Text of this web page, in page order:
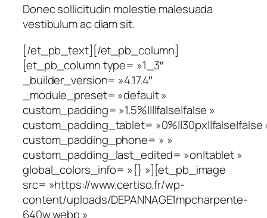
Donec sollicitudin molestie malesuada
vestibulum ac diam sit.
[/et_pb_text][/et_pb_column]
[et_pb_column type= »1_3″
_builder_version= »4.17.4″
_module_preset= »default »
custom_padding= »1.5%||||false|false »
custom_padding_tablet= »0%||30px||false|false
custom_padding_phone= » »
custom_padding_last_edited= »on|tablet »
global_colors_info= »{} »][et_pb_image
src= »https://www.certiso.fr/wp-
content/uploads/DEPANNAGE1mpcharpente-
640w.webp »